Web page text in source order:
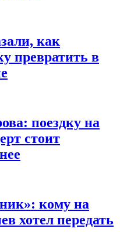
как
превратить в
поездку на
стоит
кому на
хотел передать